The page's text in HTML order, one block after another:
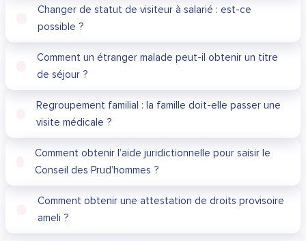
Changer de statut de visiteur à salarié : est-ce
possible ?
Comment un étranger malade peut-il obtenir un titre
de séjour ?
Regroupement familial : la famille doit-elle passer une
visite médicale ?
Comment obtenir l’aide juridictionnelle pour saisir le
Conseil des Prud’hommes ?
Comment obtenir une attestation de droits provisoire
ameli ?